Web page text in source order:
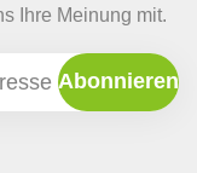
Ihre Meinung mit.